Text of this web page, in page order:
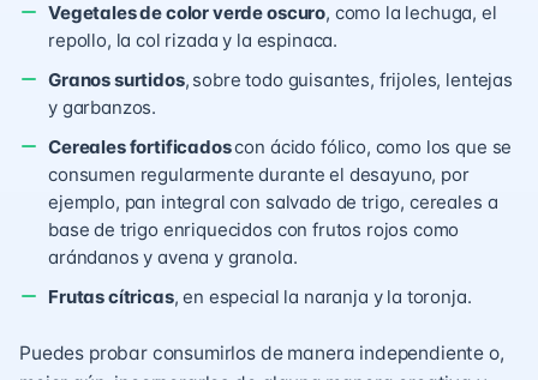
Vegetales de color verde oscuro, como la lechuga, el
repollo, la col rizada y la espinaca.
Granos surtidos, sobre todo guisantes, frijoles, lentejas
y garbanzos.
Cereales fortificadoscon ácido fólico, como los que se
consumen regularmente durante el desayuno, por
ejemplo, pan integral con salvado de trigo, cereales a
base de trigo enriquecidos con frutos rojos como
arándanos y avena y granola.
Frutas cítricas, en especial la naranja y la toronja.
Puedes probar consumirlos de manera independiente o,